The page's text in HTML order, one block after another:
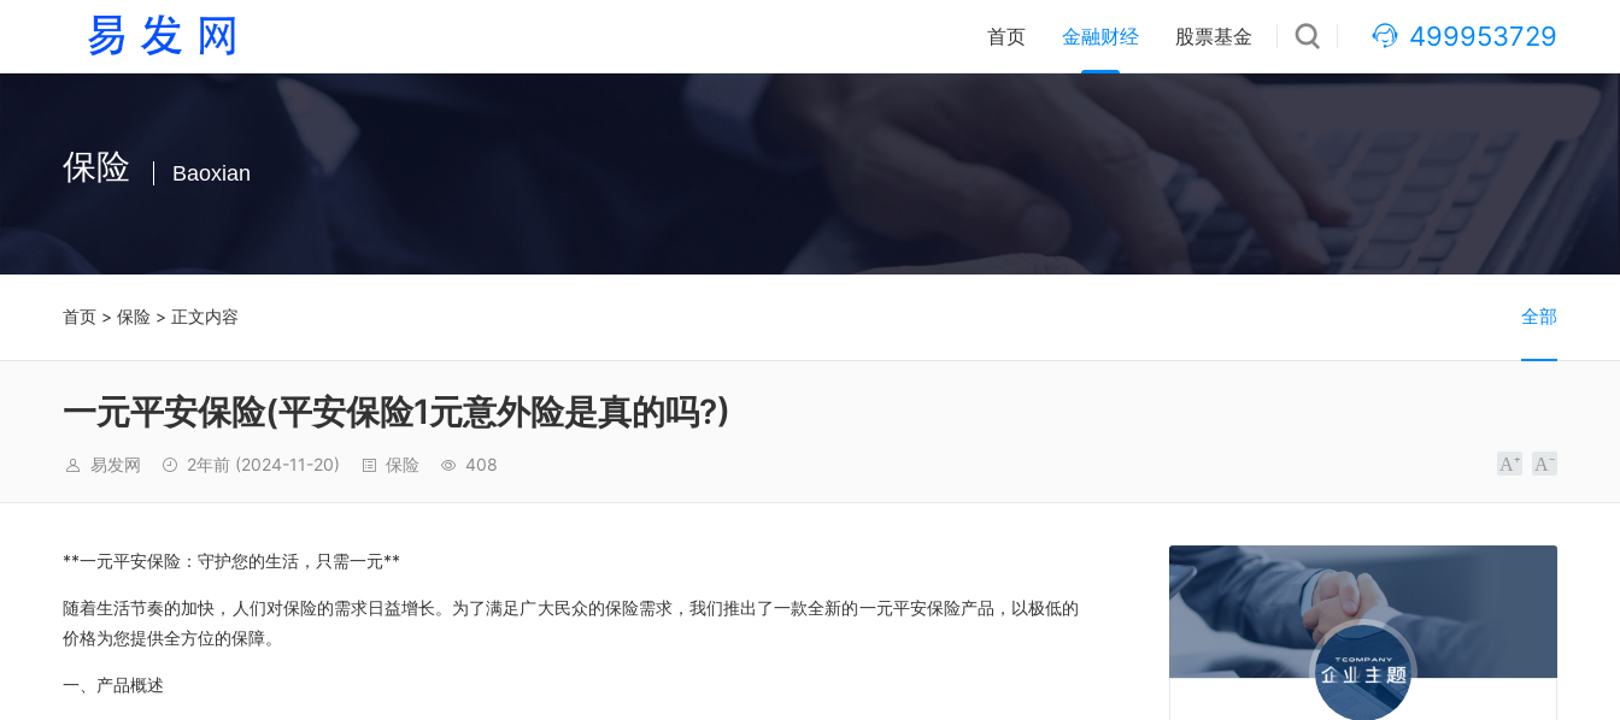
499953729
首页 金融财经 股票基金
保险 Baoxian
首页 > 保险 > 正文内容 全部
一元平安保险(平安保险1元意外险是真的吗?)
易发网 2年前 (2024-11-20) 保险 408
**一元平安保险：守护您的生活，只需一元**
随着生活节奏的加快，人们对保险的需求日益增长。为了满足广大民众的保险需求，我们推出了一款全新的一元平安保险产品，以极低的
价格为您提供全方位的保障。
一、产品概述